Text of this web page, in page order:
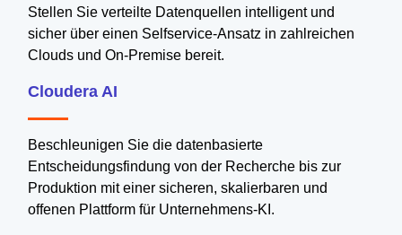
Stellen Sie verteilte Datenquellen intelligent und
sicher über einen Selfservice-Ansatz in zahlreichen
Clouds und On-Premise bereit.
Cloudera AI
Beschleunigen Sie die datenbasierte
Entscheidungsfindung von der Recherche bis zur
Produktion mit einer sicheren, skalierbaren und
offenen Plattform für Unternehmens-KI.